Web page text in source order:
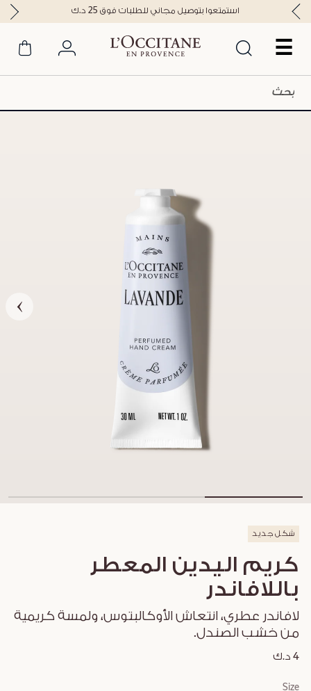
☰
استمتعوا بتوصيل مجاني للطلبات فوق 25 د.ك
شكل جديد
كريم اليدين المعطر
باللافاندر
لافاندر عطري، انتعاش الأوكالبتوس، ولمسة كريمية
من خشب الصندل.
4 د.ك
Size